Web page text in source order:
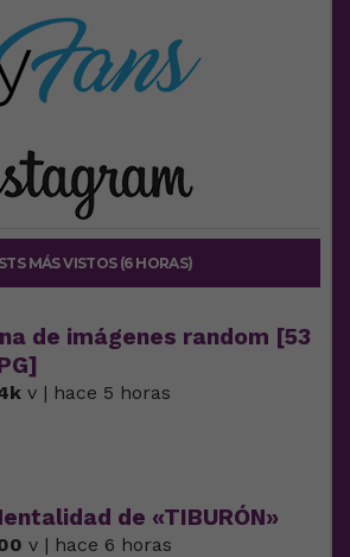
MÁS VISTOS (6 HORAS)
de imágenes random [53
v | hace 5 horas
de «TIBURÓN»
v | hace 6 horas